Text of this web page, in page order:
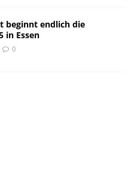
beginnt endlich die
in Essen
0